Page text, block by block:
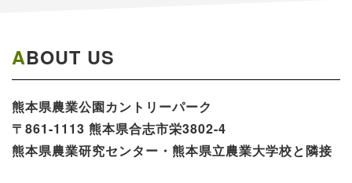
ABOUT US
熊本県農業公園​カントリーパーク​​​
〒861-1113 熊本県合志市栄3802-4
熊本県農業研究センター・熊本県立農業大学校と隣接